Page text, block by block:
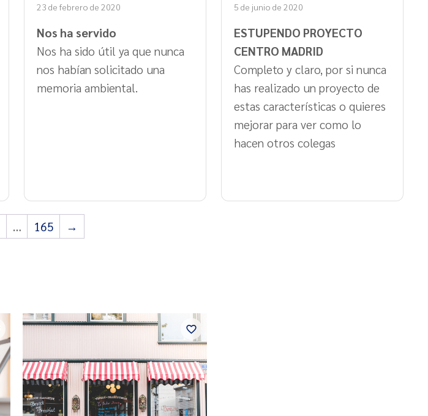
23 de febrero de 2020
Nos ha servido
Nos ha sido útil ya que nunca
nos habían solicitado una
memoria ambiental.
5 de junio de 2020
ESTUPENDO PROYECTO
CENTRO MADRID
Completo y claro, por si nunca
has realizado un proyecto de
estas características o quieres
mejorar para ver como lo
hacen otros colegas
… 165 →